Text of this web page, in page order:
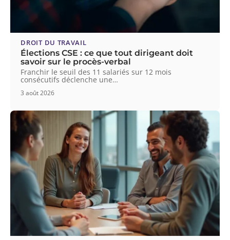
DROIT DU TRAVAIL
Élections CSE : ce que tout dirigeant doit
savoir sur le procès-verbal
Franchir le seuil des 11 salariés sur 12 mois
consécutifs déclenche une…
3 août 2026